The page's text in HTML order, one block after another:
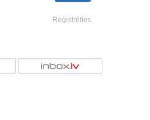
Reģistrēties